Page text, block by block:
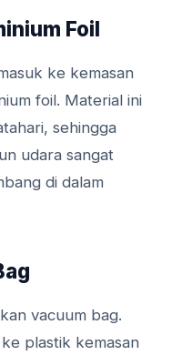
Foil
ke kemasan
foil. Material ini
sehingga
udara sangat
di dalam
vacuum bag.
plastik kemasan